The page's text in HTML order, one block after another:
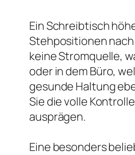
Ein Schreibtisch
Stehpositionen
keine Stromquelle,
oder in dem Büro,
gesunde Haltung
Sie die volle
ausprägen.
Eine besonders